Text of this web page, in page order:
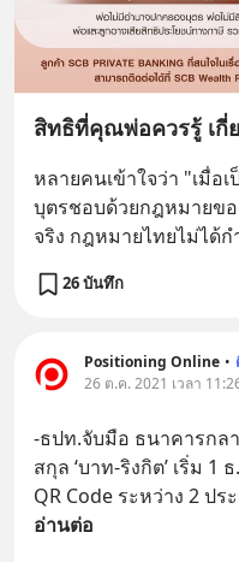
สิทธิที่คุณพ่อควรรู้ เกี่
หลายคนเข้าใจว่า "เมื่อ
บุตรชอบด้วยกฎหมายข
จริง กฎหมายไทยไม่ได้
26 บันทึก
Positioning Online •
26 ต.ค. 2021 เวลา
-ธปท.จับมือ ธนาคารกลา
สกุล ‘บาท-ริงกิต’ เริ่ม 1
QR Code ระหว่าง 2 ปร
อ่านต่อ